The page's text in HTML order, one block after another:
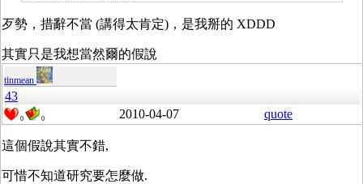
歹勢，措辭不當 (講得太肯定)，是我掰的 XDDD
其實只是我想當然爾的假說
tinmean
43
0 0 2010-04-07 quote
這個假說其實不錯,
可惜不知道研究要怎麼做.